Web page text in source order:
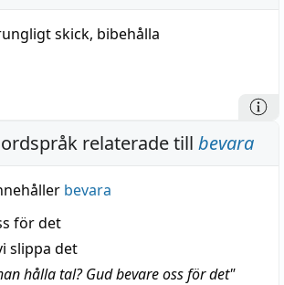
skick, bibehålla
relaterade till bevara
bevara
för det
slippa det
hålla tal? Gud bevare oss för det"